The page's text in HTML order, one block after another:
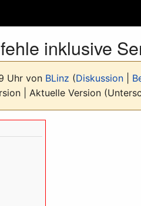
inklusive
Uhr von BLinz (Diskussion
| Aktuelle Version